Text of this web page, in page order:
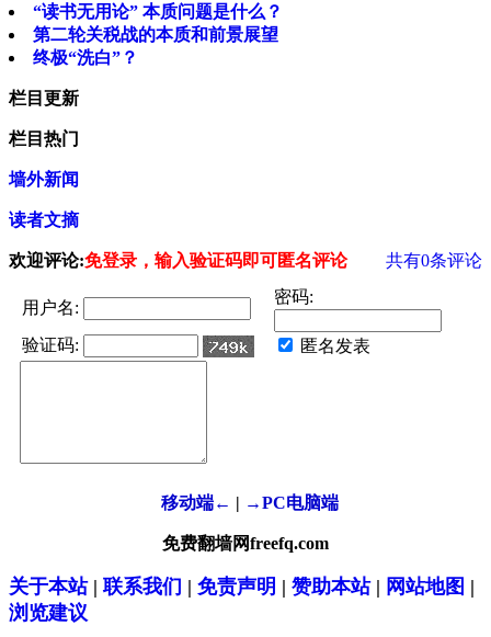
“读书无用论” 本质问题是什么？
第二轮关税战的本质和前景展望
终极“洗白”？
栏目更新
栏目热门
墙外新闻
读者文摘
欢迎评论:免登录，输入验证码即可匿名评论 共有0条评论
用户名:
密码:
验证码: 匿名发表
移动端← | →PC电脑端
免费翻墙网freefq.com
关于本站| 联系我们 | 免责声明 | 赞助本站| 网站地图 |
浏览建议